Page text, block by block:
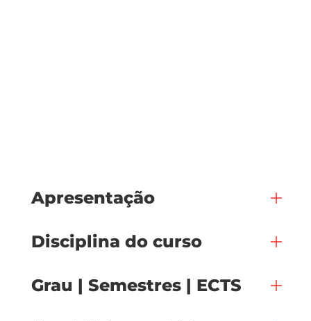
Apresentação
Disciplina do curso
Grau | Semestres | ECTS